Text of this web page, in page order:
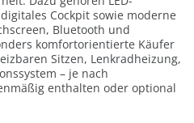
Cockpit sowie moderne
Bluetooth und
komfortorientierte Käufer
Sitzen, Lenkradheizung,
– je nach
enthalten oder optional